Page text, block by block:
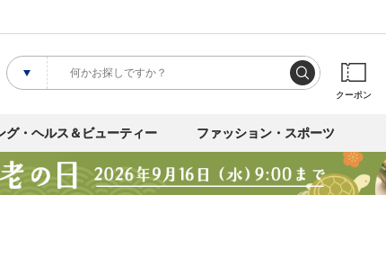
クーポン
グ・ヘルス＆ビューティー ファッション・スポーツ